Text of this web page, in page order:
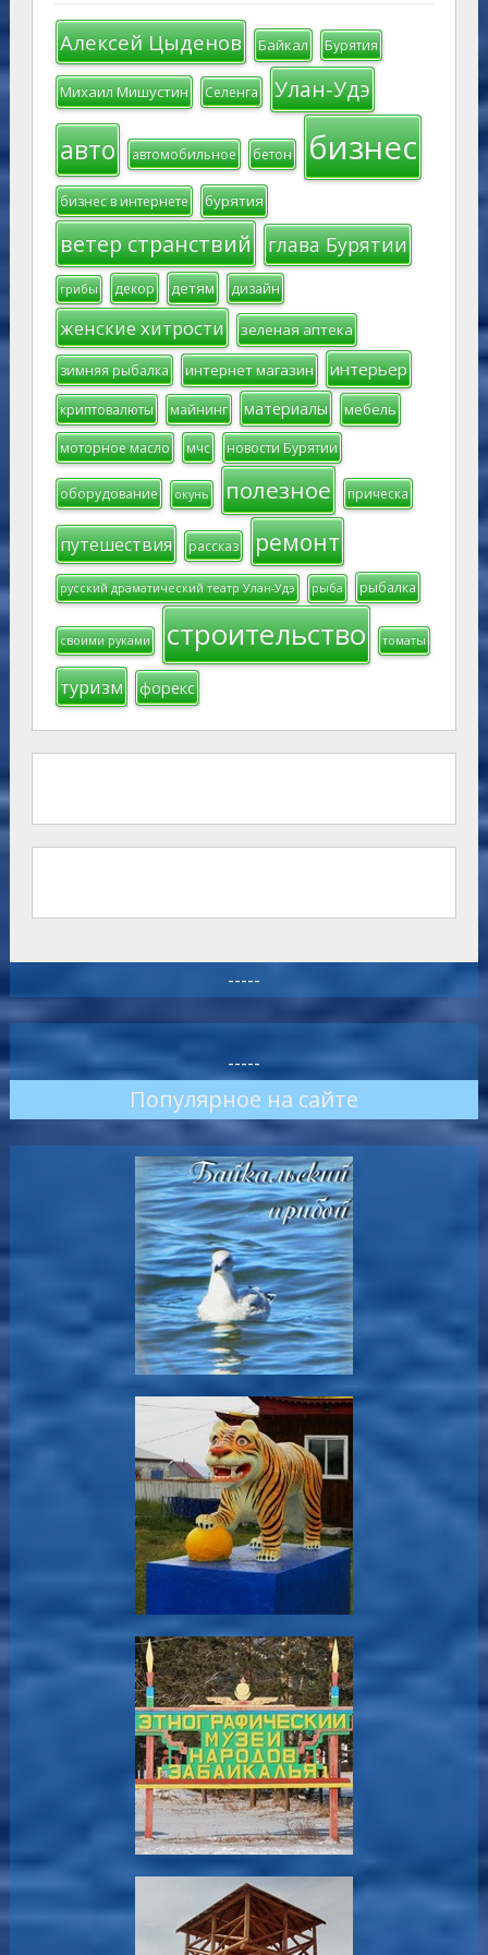
Алексей Цыденов Байкал Бурятия
Михаил Мишустин Селенга Улан-Удэ
авто автомобильное бетон бизнес
бизнес в интернете бурятия
ветер странствий глава Бурятии
грибы декор детям дизайн
женские хитрости зеленая аптека
зимняя рыбалка интернет магазин интерьер
криптовалюты майнинг материалы мебель
моторное масло мчс новости Бурятии
оборудование окунь полезное прическа
путешествия рассказ ремонт
русский драматический театр Улан-Удэ рыба рыбалка
своими руками строительство томаты
туризм форекс
-----
-----
Популярное на сайте